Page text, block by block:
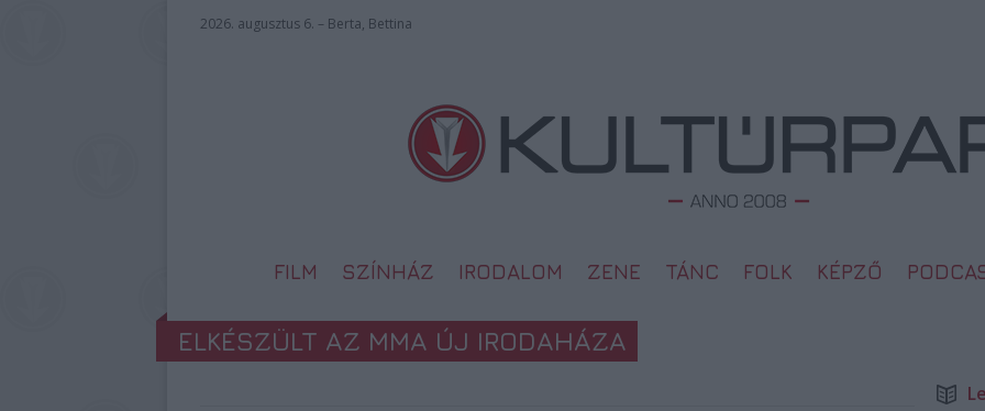
2026. augusztus 6. – Berta, Bettina
FILM SZÍNHÁZ IRODALOM ZENE TÁNC FOLK KÉPZŐ
ELKÉSZÜLT AZ MMA ÚJ IRODAHÁZA